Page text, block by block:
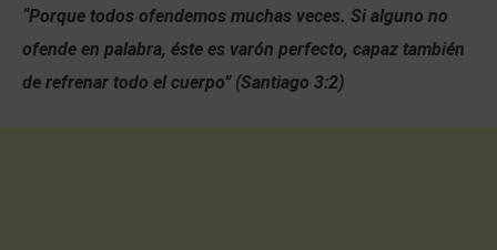
“Porque todos ofendemos muchas veces. Si alguno no
ofende en palabra, éste es varón perfecto, capaz también
de refrenar todo el cuerpo” (Santiago 3:2)